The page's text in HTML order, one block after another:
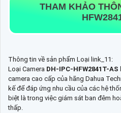
THAM KHẢO
Thông tin về sản phẩm Loại link_11:
Loại Camera DH-IPC-HFW2841T-AS
camera cao cấp của hãng Dahua
kế để đáp ứng nhu cầu của các hệ
biệt là trong việc giám sát ban đêm
thấp.